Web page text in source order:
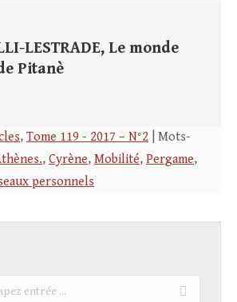
LESTRADE, Le monde
Pitanè
, Tome 119 - 2017 – N°2 | Mots-
, Cyrène, Mobilité, Pergame,
personnels